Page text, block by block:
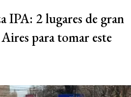
IPA: 2 lugares de gran
para tomar este